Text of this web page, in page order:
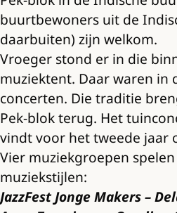
buurtbewoners uit de
daarbuiten) zijn welkom.
Vroeger stond er in die
muziektent. Daar waren in
concerten. Die traditie
Pek-blok terug. Het
vindt voor het tweede jaar
Vier muziekgroepen
muziekstijlen:
JazzFest Jonge Makers –